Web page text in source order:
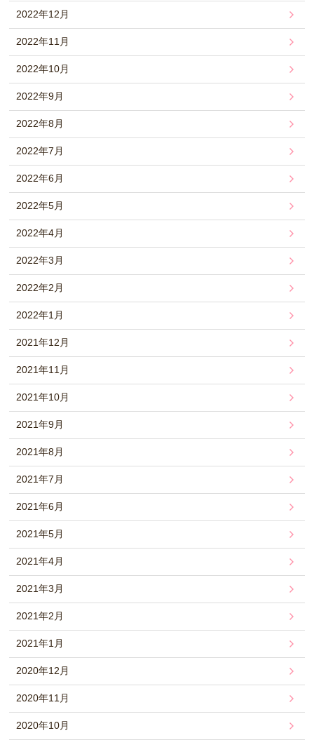
2022年12月
2022年11月
2022年10月
2022年9月
2022年8月
2022年7月
2022年6月
2022年5月
2022年4月
2022年3月
2022年2月
2022年1月
2021年12月
2021年11月
2021年10月
2021年9月
2021年8月
2021年7月
2021年6月
2021年5月
2021年4月
2021年3月
2021年2月
2021年1月
2020年12月
2020年11月
2020年10月